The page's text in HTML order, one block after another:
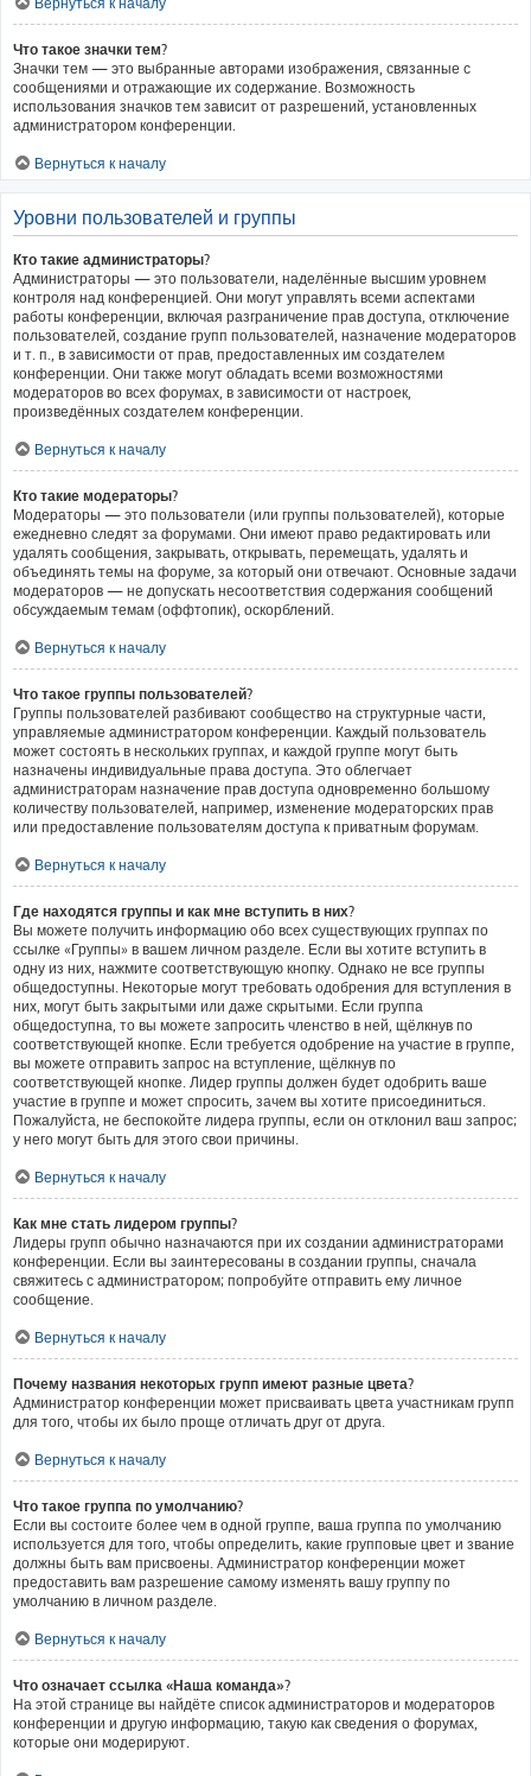
Что такое значки тем?
Значки тем — это выбранные авторами изображения, связанные с
сообщениями и отражающие их содержание. Возможность
использования значков тем зависит от разрешений, установленных
администратором конференции.
Вернуться к началу
Уровни пользователей и группы
Кто такие администраторы?
Администраторы — это пользователи, наделённые высшим уровнем
контроля над конференцией. Они могут управлять всеми аспектами
работы конференции, включая разграничение прав доступа, отключение
пользователей, создание групп пользователей, назначение модераторов
и т. п., в зависимости от прав, предоставленных им создателем
конференции. Они также могут обладать всеми возможностями
модераторов во всех форумах, в зависимости от настроек,
произведённых создателем конференции.
Вернуться к началу
Кто такие модераторы?
Модераторы — это пользователи (или группы пользователей), которые
ежедневно следят за форумами. Они имеют право редактировать или
удалять сообщения, закрывать, открывать, перемещать, удалять и
объединять темы на форуме, за который они отвечают. Основные задачи
модераторов — не допускать несоответствия содержания сообщений
обсуждаемым темам (оффтопик), оскорблений.
Вернуться к началу
Что такое группы пользователей?
Группы пользователей разбивают сообщество на структурные части,
управляемые администратором конференции. Каждый пользователь
может состоять в нескольких группах, и каждой группе могут быть
назначены индивидуальные права доступа. Это облегчает
администраторам назначение прав доступа одновременно большому
количеству пользователей, например, изменение модераторских прав
или предоставление пользователям доступа к приватным форумам.
Вернуться к началу
Где находятся группы и как мне вступить в них?
Вы можете получить информацию обо всех существующих группах по
ссылке «Группы» в вашем личном разделе. Если вы хотите вступить в
одну из них, нажмите соответствующую кнопку. Однако не все группы
общедоступны. Некоторые могут требовать одобрения для вступления в
них, могут быть закрытыми или даже скрытыми. Если группа
общедоступна, то вы можете запросить членство в ней, щёлкнув по
соответствующей кнопке. Если требуется одобрение на участие в группе,
вы можете отправить запрос на вступление, щёлкнув по
соответствующей кнопке. Лидер группы должен будет одобрить ваше
участие в группе и может спросить, зачем вы хотите присоединиться.
Пожалуйста, не беспокойте лидера группы, если он отклонил ваш запрос;
у него могут быть для этого свои причины.
Вернуться к началу
Как мне стать лидером группы?
Лидеры групп обычно назначаются при их создании администраторами
конференции. Если вы заинтересованы в создании группы, сначала
свяжитесь с администратором; попробуйте отправить ему личное
сообщение.
Вернуться к началу
Почему названия некоторых групп имеют разные цвета?
Администратор конференции может присваивать цвета участникам групп
для того, чтобы их было проще отличать друг от друга.
Вернуться к началу
Что такое группа по умолчанию?
Если вы состоите более чем в одной группе, ваша группа по умолчанию
используется для того, чтобы определить, какие групповые цвет и звание
должны быть вам присвоены. Администратор конференции может
предоставить вам разрешение самому изменять вашу группу по
умолчанию в личном разделе.
Вернуться к началу
Что означает ссылка «Наша команда»?
На этой странице вы найдёте список администраторов и модераторов
конференции и другую информацию, такую как сведения о форумах,
которые они модерируют.